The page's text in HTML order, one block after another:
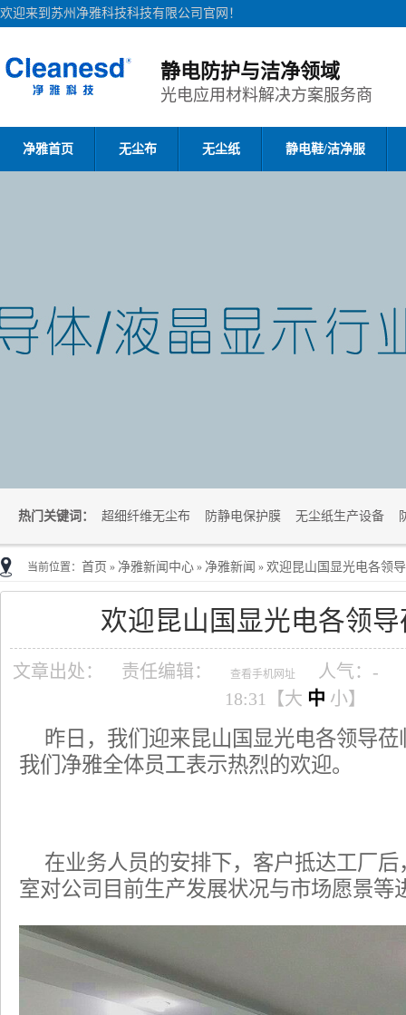
欢迎来到苏州净雅科技科技有限公司官网！
静电防护与洁净领域
光电应用材料解决方案服务商
净雅首页 无尘布 无尘纸 静电鞋/洁净服
热门关键词： 超细纤维无尘布 防静电保护膜 无尘纸生产设备
当前位置： 首页 » 净雅新闻中心 » 净雅新闻 » 欢迎昆山国显光电各领
欢迎昆山国显光电各领
文章出处： 责任编辑： 查看手机网址 人气： -
18:31【大 中 小】
昨日，我们迎来昆山国显光电各领导
我们净雅全体员工表示热烈的欢迎。
在业务人员的安排下，客户抵达工厂
室对公司目前生产发展状况与市场愿景等